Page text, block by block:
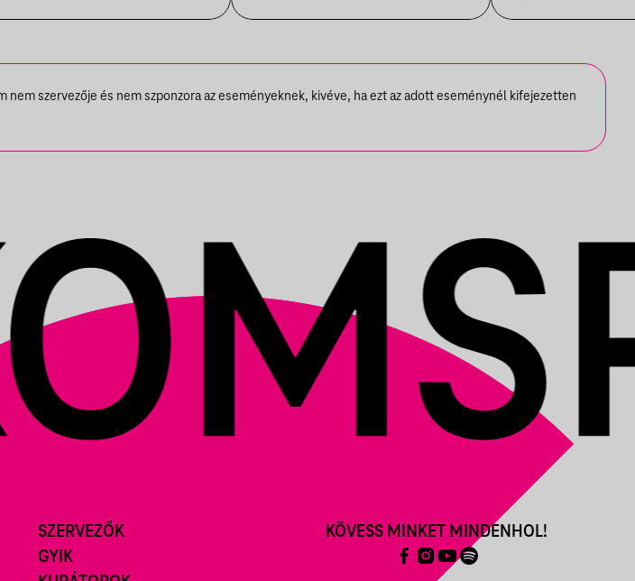
CSILLAGLES
szervezője és nem szponzora az eseményeknek, kivéve, ha ezt az adott eseménynél kifejezetten
SZERVEZŐK
GYIK
KÖVESS MINKET MINDENHOL!